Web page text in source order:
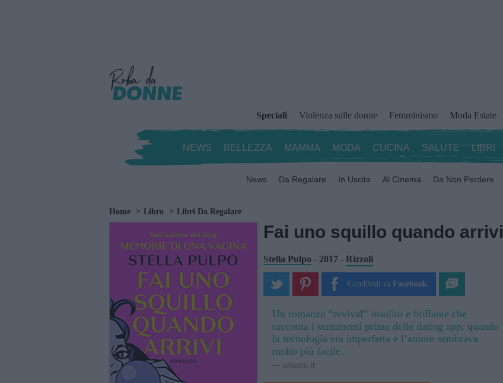
Speciali Violenza sulle donne Femminismo Moda Estate
NEWS BELLEZZA MAMMA MODA CUCINA SALUTE LIBRI
News Da Regalare In Uscita Al Cinema Da Non Perdere
Home Libro Libri Da Regalare
Fai uno squillo quando arrivi
Stella Pulpo - 2017 - Rizzoli
Condividi su Facebook
Un romanzo “revival” insolito e brillante che
racconta i sentimenti prima delle dating app, quando
la tecnologia era imperfetta e l’amore sembrava
molto più facile.
amazon.it